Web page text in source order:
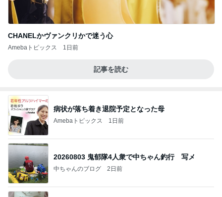
CHANELかヴァンクリかで迷う心
Amebaトピックス 1日前
記事を読む
病状が落ち着き退院予定となった母
Amebaトピックス 1日前
20260803 鬼郁隊4人衆で中ちゃん釣行 写メ
中ちゃんのブログ 2日前